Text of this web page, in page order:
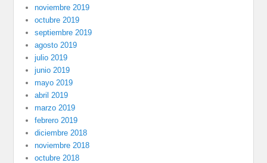
noviembre 2019
octubre 2019
septiembre 2019
agosto 2019
julio 2019
junio 2019
mayo 2019
abril 2019
marzo 2019
febrero 2019
diciembre 2018
noviembre 2018
octubre 2018